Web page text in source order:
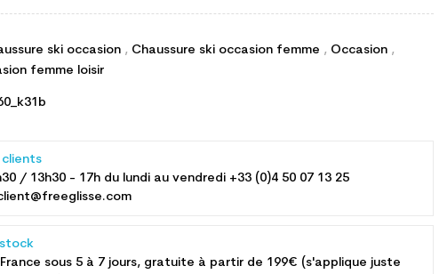
ski occasion , Chaussure ski occasion femme , Occasion ,
femme loisir
/ 13h30 - 17h du lundi au vendredi +33 (0)4 50 07 13 25
France sous 5 à 7 jours, gratuite à partir de 199€ (s'applique juste